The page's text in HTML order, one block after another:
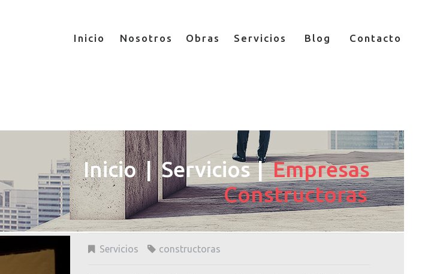
Inicio Nosotros Obras Servicios Blog Contacto
Inicio Servicios
Empresas
Constructoras
Servicios constructoras